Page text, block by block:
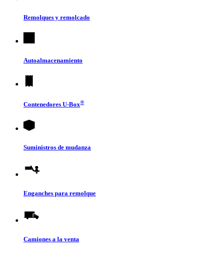
Remolques y remolcado
Autoalmacenamiento
Contenedores U-Box®
Suministros de mudanza
Enganches para remolque
Camiones a la venta